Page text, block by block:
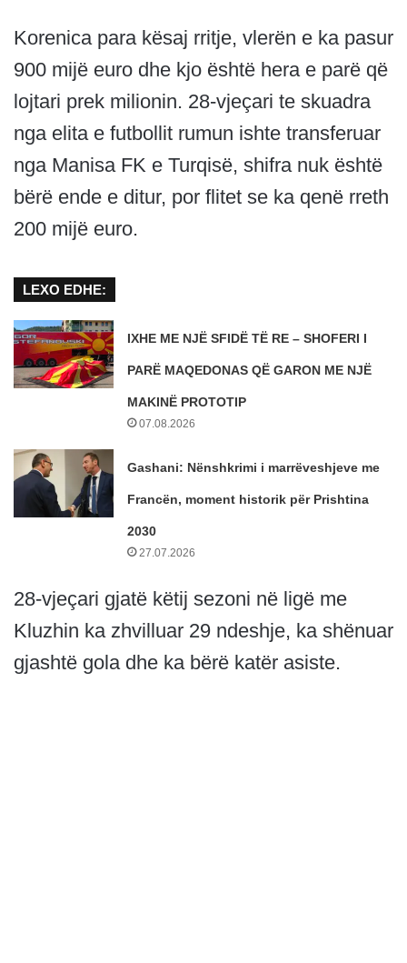
Korenica para kësaj rritje, vlerën e ka pasur
900 mijë euro dhe kjo është hera e parë që
lojtari prek milionin. 28-vjeçari te skuadra
nga elita e futbollit rumun ishte transferuar
nga Manisa FK e Turqisë, shifra nuk është
bërë ende e ditur, por flitet se ka qenë rreth
200 mijë euro.
LEXO EDHE:
IXHE ME NJË SFIDË TË RE – SHOFERI I
PARË MAQEDONAS QË GARON ME NJË
MAKINË PROTOTIP
07.08.2026
Gashani: Nënshkrimi i marrëveshjeve me
Francën, moment historik për Prishtina
2030
27.07.2026
28-vjeçari gjatë këtij sezoni në ligë me
Kluzhin ka zhvilluar 29 ndeshje, ka shënuar
gjashtë gola dhe ka bërë katër asiste.